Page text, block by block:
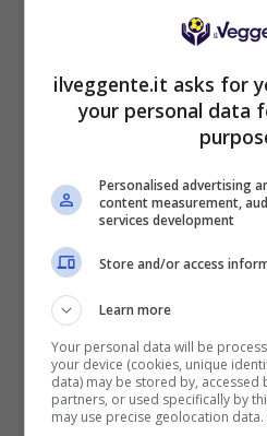
Mostra
Fino a 2050€
Per i nuovi registrati: 100%
Scommesse + 50% del
Mostra
ilveggente.it asks for
your personal data
Personalised advertising
content measurement,
services development
Store and/or access
Learn more
Your personal data will be
your device (cookies, unique
data) may be stored by, accessed
partners, or used specifically by
may use precise geolocation data.